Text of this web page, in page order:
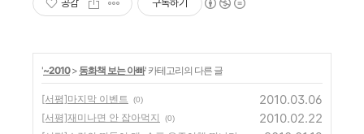
공감 구독하기
'~2010> 동화책 보는 아빠' 카테고리의 다른 글
[서평]마지막 이벤트 (0) 2010.03.06
[서평]재미나면 안 잡아먹지 (0) 2010.02.22